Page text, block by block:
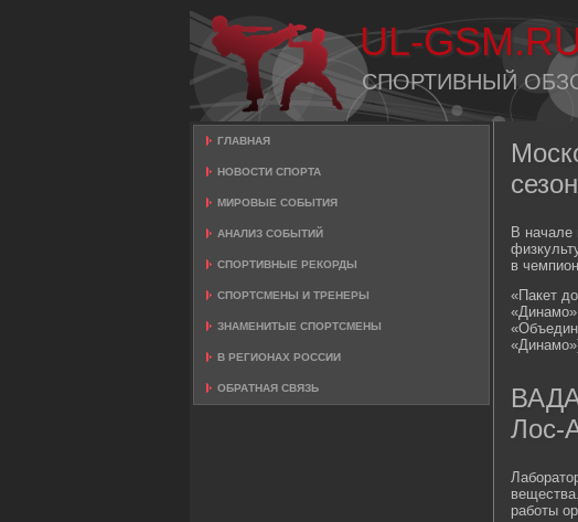
UL-
СПОРТИВНЫЙ
ГЛАВНАЯ
НОВОСТИ СПОРТА
МИРОВЫЕ СОБЫТИЯ
АНАЛИЗ СОБЫТИЙ
СПОРТИВНЫЕ РЕКОРДЫ
СПОРТСМЕНЫ И ТРЕНЕРЫ
ЗНАМЕНИТЫЕ СПОРТСМЕНЫ
В РЕГИОНАХ РОССИИ
ОБРАТНАЯ СВЯЗЬ
В начале
в
«Пакет
ВАДА
Лос-
работы